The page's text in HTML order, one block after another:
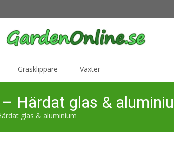
Gräsklippare Växter
Härdat glas &
glas & aluminium